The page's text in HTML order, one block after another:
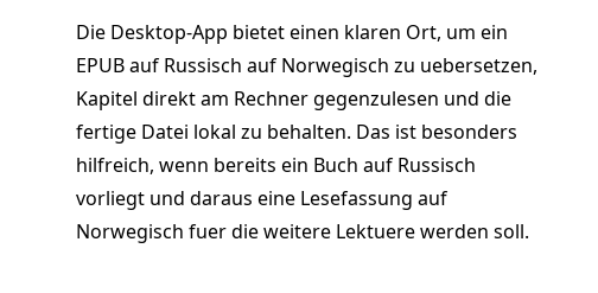
Die Desktop-App bietet einen klaren Ort, um ein
EPUB auf Russisch auf Norwegisch zu uebersetzen,
Kapitel direkt am Rechner gegenzulesen und die
fertige Datei lokal zu behalten. Das ist besonders
hilfreich, wenn bereits ein Buch auf Russisch
vorliegt und daraus eine Lesefassung auf
Norwegisch fuer die weitere Lektuere werden soll.